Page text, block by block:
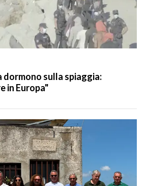
dormono sulla spiaggia:
in Europa"